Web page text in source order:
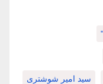
سید امیر شوشتری